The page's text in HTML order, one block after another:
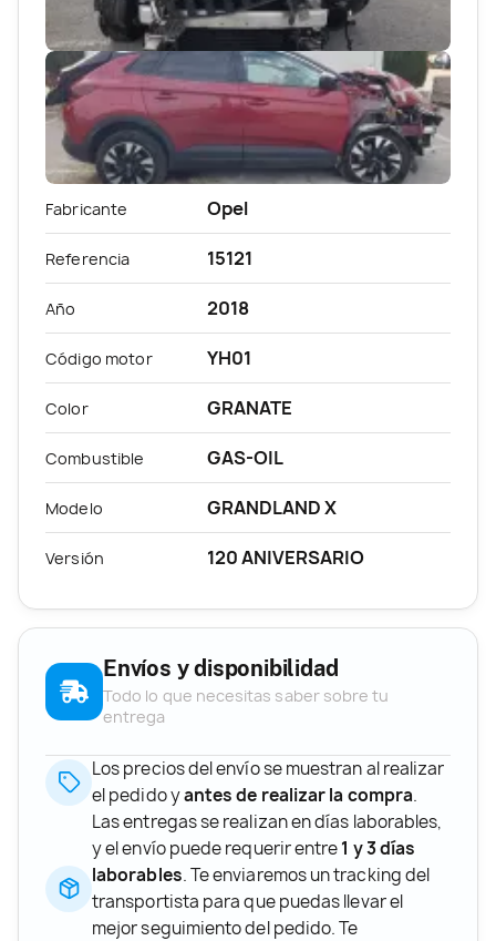
Fabricante Opel
Referencia 15121
Año 2018
Código motor YH01
Color GRANATE
Combustible GAS-OIL
Modelo GRANDLAND X
Versión 120 ANIVERSARIO
Envíos y disponibilidad
Todo lo que necesitas saber sobre tu
entrega
Los precios del envío se muestran al realizar
el pedido yantes de realizar la compra.
Las entregas se realizan en días laborables,
y el envío puede requerir entre1 y 3 días
laborables. Te enviaremos un tracking del
transportista para que puedas llevar el
mejor seguimiento del pedido. Te